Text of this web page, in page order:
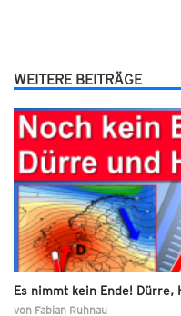
WEITERE BEITRÄGE
Es nimmt kein Ende!
von Fabian Ruhnau